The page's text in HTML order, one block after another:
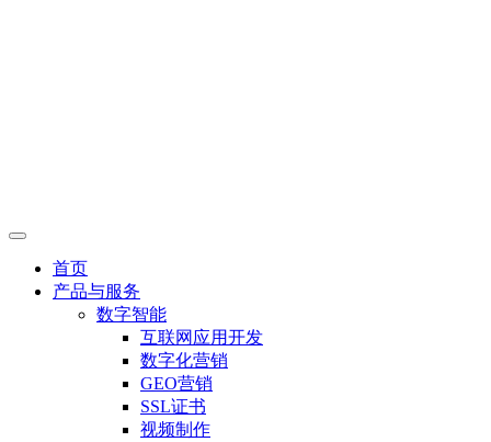
首页
产品与服务
数字智能
互联网应用开发
数字化营销
GEO营销
SSL证书
视频制作